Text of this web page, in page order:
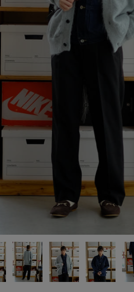
ゲスト 様
ログイン / マイページ
お気に入りアイテム
注文履歴
新規会員登録
ブランド